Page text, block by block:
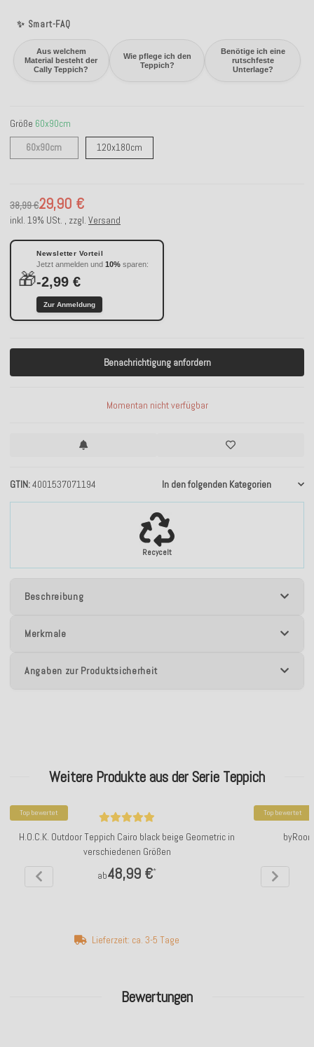
✨ Smart-FAQ
Aus welchem
Material besteht der
Cally Teppich?
Wie pflege ich den
Teppich?
Benötige ich eine
rutschfeste
Unterlage?
Recycelt
GTIN 4001537071194 In den folgenden Kategorien
Größe 60x90cm
60x90cm60x90cm120x180cm120x180cm
29,90 €
38,99 €
inkl. 19% USt. , zzgl. Versand
🎁
Newsletter Vorteil
Jetzt anmelden und 10% sparen:
-2,99 €
Zur Anmeldung
Benachrichtigung anfordern
Momentan nicht verfügbar
Beschreibung
Merkmale
Angaben zur Produktsicherheit
Bewertungen
Weitere Produkte aus der Serie Teppich
Top bewertet
H.O.C.K. Outdoor Teppich Cairo black beige Geometric in
verschiedenen Größen
ab48,99 €*
Lieferzeit: ca. 3-5 Tage
Top bewertet